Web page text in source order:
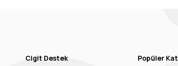
Cigit Destek
Popüler